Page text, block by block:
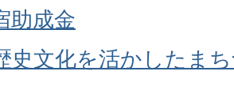
助成金
史文化を活かしたま